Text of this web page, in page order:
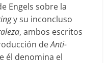
Engels sobre la
y su inconcluso
, ambos escritos
deAnti-
él denomina el